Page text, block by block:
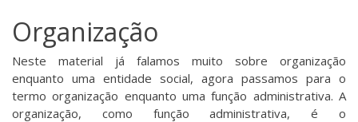
Organização
Neste material já falamos muito sobre organização
enquanto uma entidade social, agora passamos para o
termo organização enquanto uma função administrativa. A
organização, como função administrativa, é o